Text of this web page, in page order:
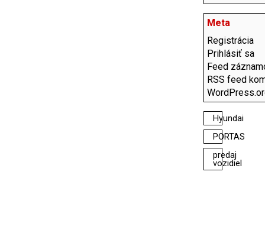
Meta
Registrácia
Prihlásiť sa
Feed
RSS feed
Hyundai
PORTAS
predaj
vozidiel